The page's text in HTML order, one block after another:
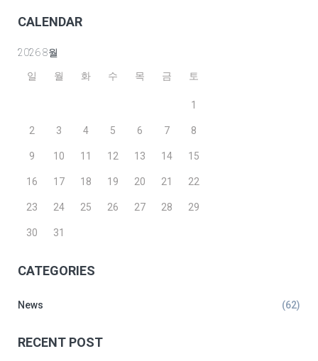
CALENDAR
2026 8월
일 월 화 수 목 금 토
1
2 3 4 5 6 7 8
9 10 11 12 13 14 15
16 17 18 19 20 21 22
23 24 25 26 27 28 29
30 31
CATEGORIES
News (62)
RECENT POST